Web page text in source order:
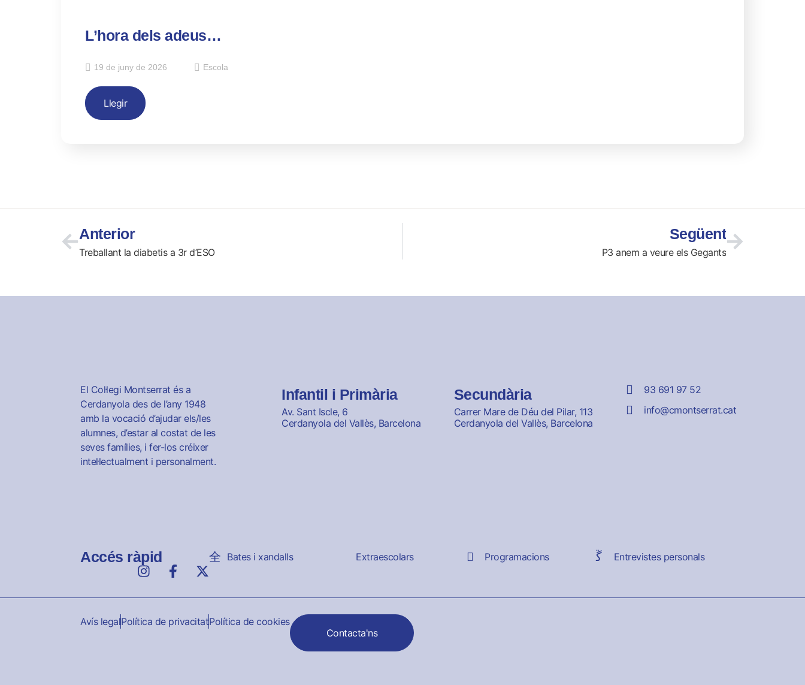
L’hora dels adeus…
19 de juny de 2026 Escola
Llegir
Anterior
Treballant la diabetis a 3r d’ESO
Següent
P3 anem a veure els Gegants
El Col·legi Montserrat és a
Cerdanyola des de l’any 1948
amb la vocació d’ajudar els/les
alumnes, d’estar al costat de les
seves famílies, i fer-los créixer
intel·lectualment i personalment.
Infantil i Primària
Av. Sant Iscle, 6
Cerdanyola del Vallès, Barcelona
Secundària
Carrer Mare de Déu del Pilar, 113
Cerdanyola del Vallès, Barcelona
93 691 97 52
info@cmontserrat.cat
Accés ràpid Bates i xandalls Extraescolars Programacions Entrevistes personals
Avís legalPolítica de privacitatPolítica de cookies
Contacta'ns